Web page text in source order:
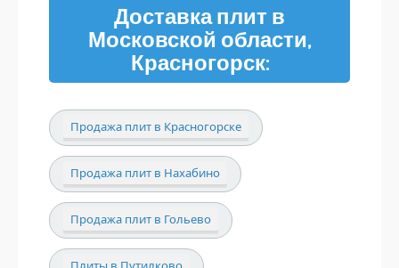
Доставка плит в
Московской области,
Красногорск:
Продажа плит в Красногорске
Продажа плит в Нахабино
Продажа плит в Гольево